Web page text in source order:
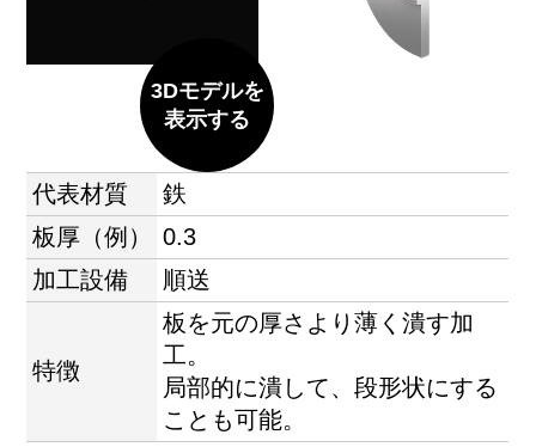
3Dモデルを
表示する
代表材質
鉄
板厚（例）
0.3
加工設備
順送
特徴
板を元の厚さより薄く潰す加
工。
局部的に潰して、段形状にする
ことも可能。